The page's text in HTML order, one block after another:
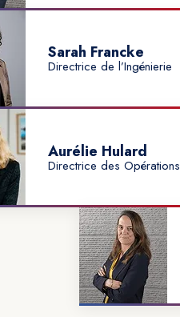
Sarah Francke
Directrice de l’Ingénierie
Aurélie Hulard
Directrice des Opérations